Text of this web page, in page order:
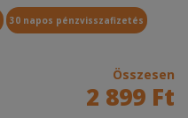
30 napos pénzvisszafizetés
Összesen
2 899 Ft